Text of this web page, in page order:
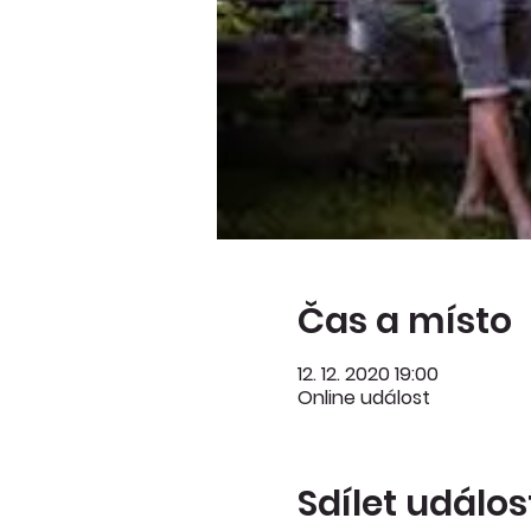
Čas a místo
12. 12. 2020 19:00
Online událost
Sdílet